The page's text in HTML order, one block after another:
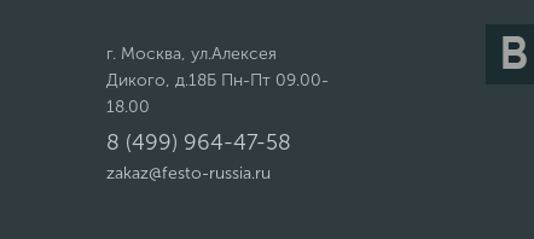
г. Москва, ул.Алексея
Дикого, д.18Б Пн-Пт 09.00-
18.00
8 (499) 964-47-58
zakaz@festo-russia.ru